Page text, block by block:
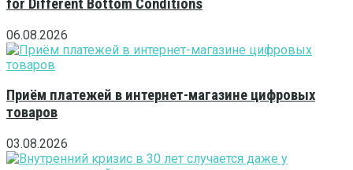
for Different Bottom Conditions
06.08.2026
Приём платежей в интернет-магазине цифровых
товаров
03.08.2026